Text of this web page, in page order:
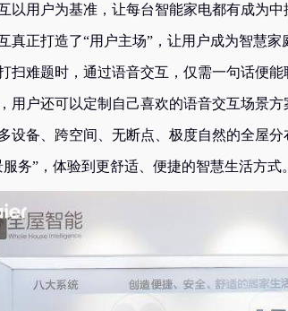
用户为基准，让每台智能家电都有成为中
真正打造了“用户主场”，让用户成为智慧
扫难题时，通过语音交互，仅需一句话便
用户还可以定制自己喜欢的语音交互场景
设备、跨空间、无断点、极度自然的全屋
务”，体验到更舒适、便捷的智慧生活方式。